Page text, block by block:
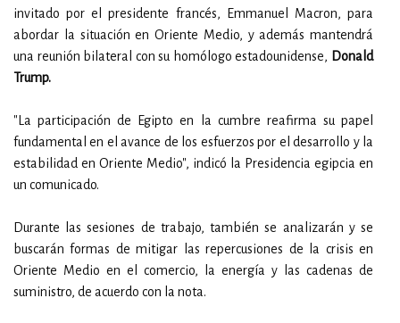
invitado por el presidente francés, Emmanuel Macron, para
abordar la situación en Oriente Medio, y además mantendrá
una reunión bilateral con su homólogo estadounidense, Donald
Trump.
"La participación de Egipto en la cumbre reafirma su papel
fundamental en el avance de los esfuerzos por el desarrollo y la
estabilidad en Oriente Medio", indicó la Presidencia egipcia en
un comunicado.
Durante las sesiones de trabajo, también se analizarán y se
buscarán formas de mitigar las repercusiones de la crisis en
Oriente Medio en el comercio, la energía y las cadenas de
suministro, de acuerdo con la nota.